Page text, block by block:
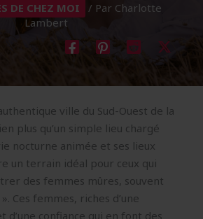
DE CHEZ MOI / Par Charlotte
Lambert
ville du Sud-Ouest de la
plus qu’un simple lieu chargé
nocturne animée et ses lieux
un terrain idéal pour ceux qui
des femmes mûres, souvent
Ces femmes, riches d’une
d’une confiance qui en font des